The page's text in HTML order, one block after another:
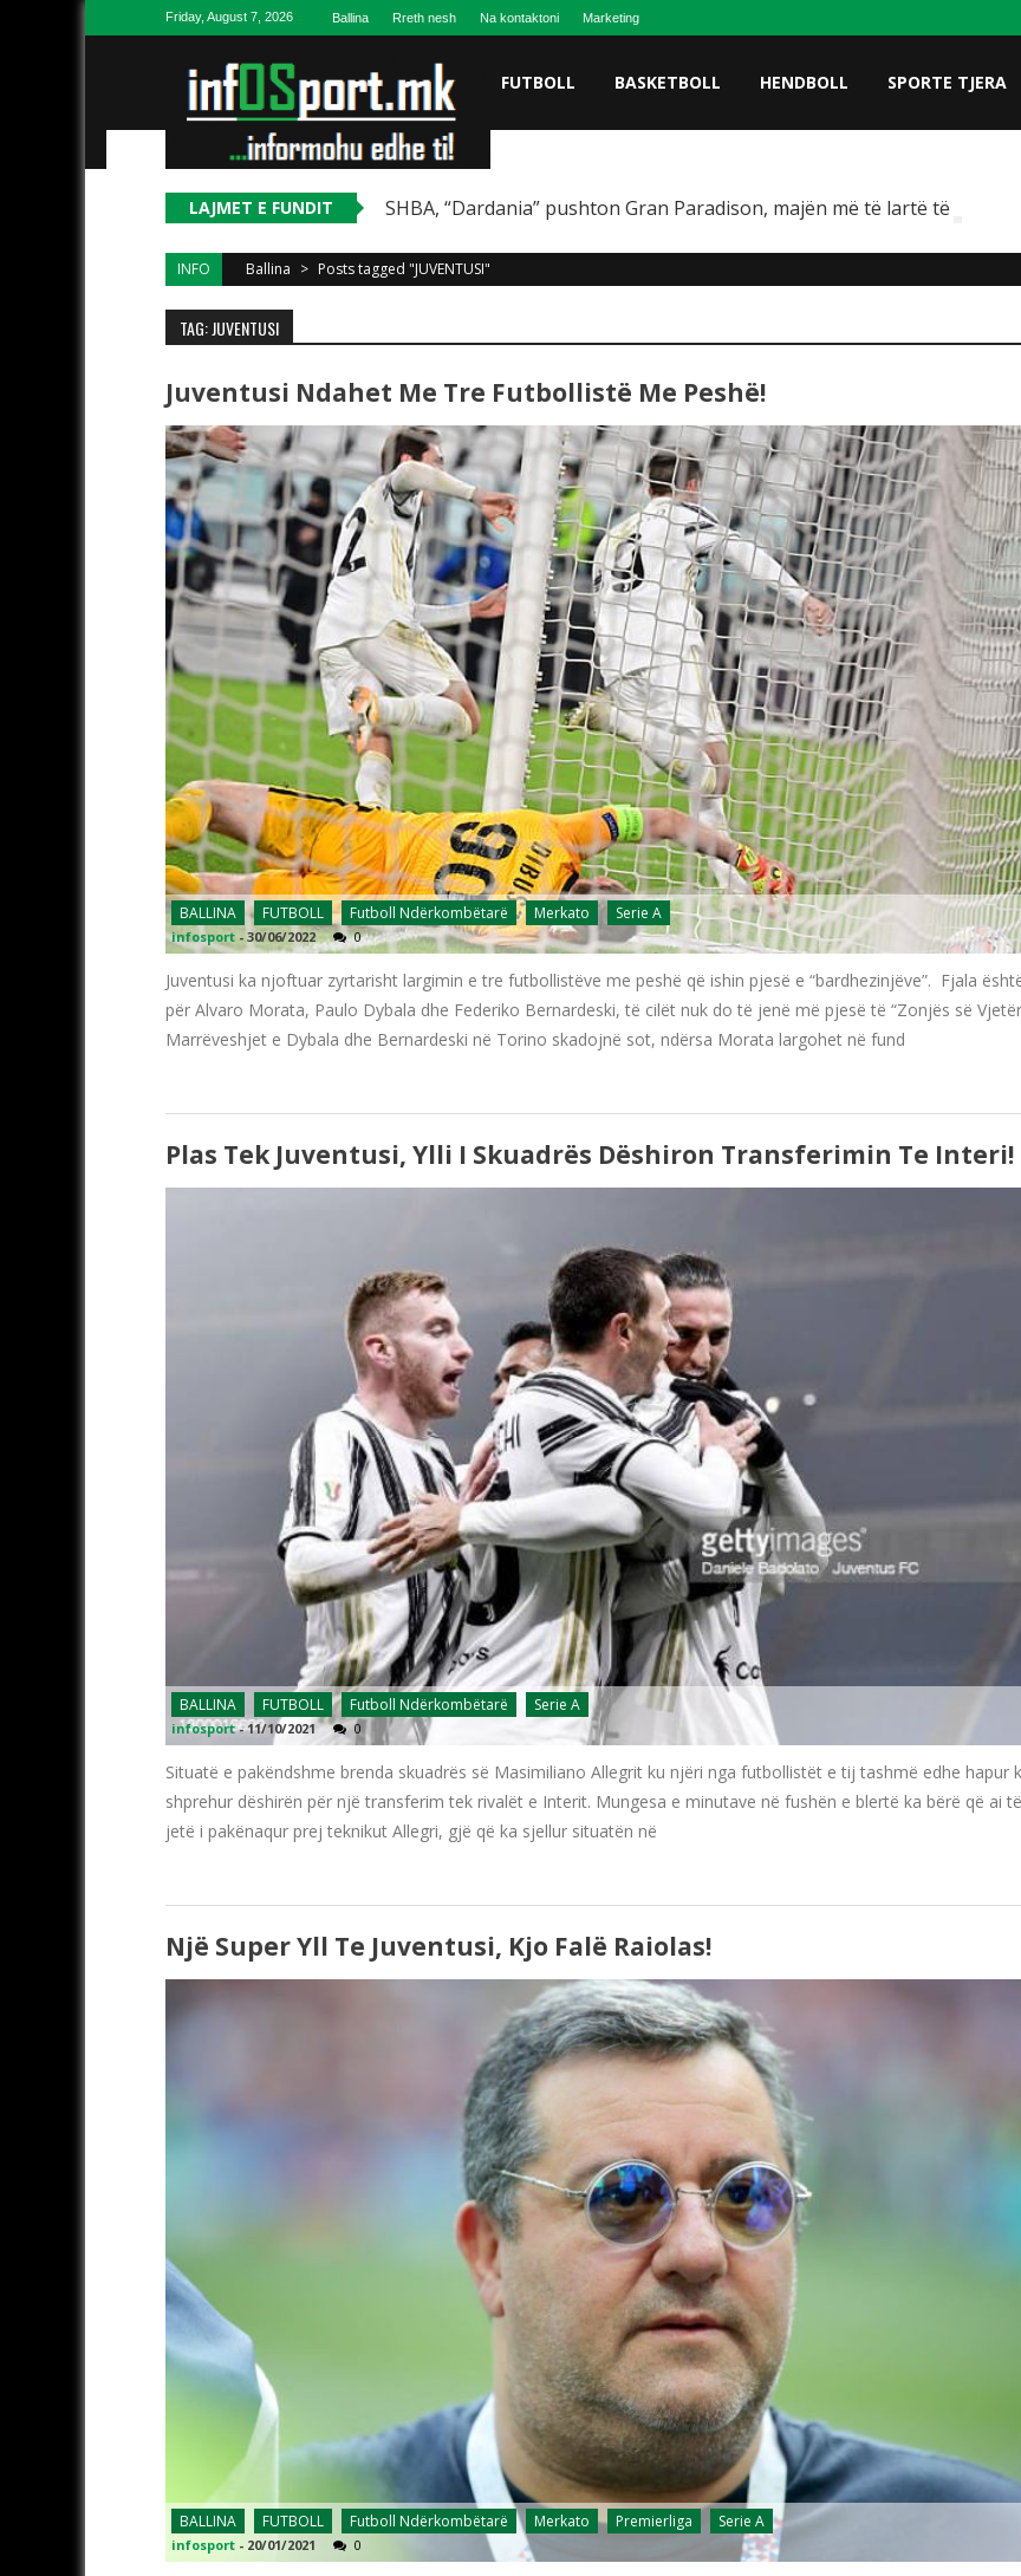
Skip to contentFriday, August 7, 2026 Ballina Rreth nesh Na kontaktoni Marketing
FUTBOLL BASKETBOLL HENDBOLL SPORTE TJERA
LAJMET E FUNDIT SHBA, “Dardania” pushton Gran Paradison, majën më të lartë të Italisë
INFO Ballina > Posts tagged "JUVENTUSI"
TAG: JUVENTUSI
Juventusi Ndahet Me Tre Futbollistë Me Peshë!
BALLINA FUTBOLL Futboll Ndërkombëtarë Merkato Serie A
infosport - 30/06/2022 0
Juventusi ka njoftuar zyrtarisht largimin e tre futbollistëve me peshë që ishin pjesë e “bardhezinjëve”. Fjala
për Alvaro Morata, Paulo Dybala dhe Federiko Bernardeski, të cilët nuk do të jenë më pjesë të “Zonjës së
Marrëveshjet e Dybala dhe Bernardeski në Torino skadojnë sot, ndërsa Morata largohet në fund
Plas Tek Juventusi, Ylli I Skuadrës Dëshiron Transferimin Te Interi!
BALLINA FUTBOLL Futboll Ndërkombëtarë Serie A
infosport -11/10/2021 0
Situatë e pakëndshme brenda skuadrës së Masimiliano Allegrit ku njëri nga futbollistët e tij tashmë edhe hapur
shprehur dëshirën për një transferim tek rivalët e Interit. Mungesa e minutave në fushën e blertë ka bërë që ai të
jetë i pakënaqur prej teknikut Allegri, gjë që ka sjellur situatën në
Një Super Yll Te Juventusi, Kjo Falë Raiolas!
BALLINA FUTBOLL Futboll Ndërkombëtarë Merkato Premierliga Serie A
infosport - 20/01/2021 0